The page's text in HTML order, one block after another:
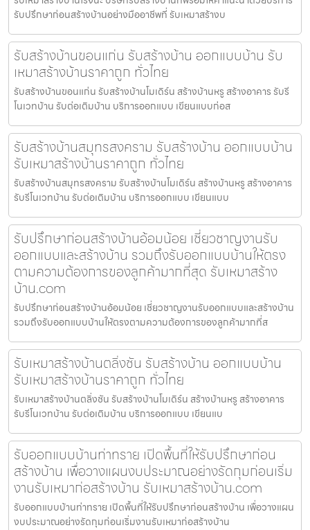
รับปรึกษาก่อนสร้างบ้านอย่างมืออาชีพที่ รับเหมาสร้างบ
รับสร้างบ้านขอนแก่น รับสร้างบ้าน ออกแบบบ้าน รับ
เหมาสร้างบ้านราคาถูก ทั่วไทย
รับสร้างบ้านขอนแก่น รับสร้างบ้านโมเดิร์น สร้างบ้านหรู สร้างอาคาร รับรี
โนเวทบ้าน รับต่อเติมบ้าน บริการออกแบบ เขียนแบบก่อส
รับสร้างบ้านสมุทรสงคราม รับสร้างบ้าน ออกแบบบ้าน
รับเหมาสร้างบ้านราคาถูก ทั่วไทย
รับสร้างบ้านสมุทรสงคราม รับสร้างบ้านโมเดิร์น สร้างบ้านหรู สร้างอาคาร
รับรีโนเวทบ้าน รับต่อเติมบ้าน บริการออกแบบ เขียนแบบ
รับปรึกษาก่อนสร้างบ้านอ้อมน้อย เชี่ยวชาญงานรับ
ออกแบบและสร้างบ้าน รวมถึงรับออกแบบบ้านให้ตรง
ตามความต้องการของลูกค้ามากที่สุด รับเหมาสร้าง
บ้าน.com
รับปรึกษาก่อนสร้างบ้านอ้อมน้อย เชี่ยวชาญงานรับออกแบบและสร้างบ้าน
รวมถึงรับออกแบบบ้านให้ตรงตามความต้องการของลูกค้ามากที่ส
รับเหมาสร้างบ้านตลิ่งชัน รับสร้างบ้าน ออกแบบบ้าน
รับเหมาสร้างบ้านราคาถูก ทั่วไทย
รับเหมาสร้างบ้านตลิ่งชัน รับสร้างบ้านโมเดิร์น สร้างบ้านหรู สร้างอาคาร
รับรีโนเวทบ้าน รับต่อเติมบ้าน บริการออกแบบ เขียนแบ
รับออกแบบบ้านท่าทราย เปิดพื้นที่ให้รับปรึกษาก่อน
สร้างบ้าน เพื่อวางแผนงบประมาณอย่างรัดกุมก่อนเริ่ม
งานรับเหมาก่อสร้างบ้าน รับเหมาสร้างบ้าน.com
รับออกแบบบ้านท่าทราย เปิดพื้นที่ให้รับปรึกษาก่อนสร้างบ้าน เพื่อวางแผน
งบประมาณอย่างรัดกุมก่อนเริ่มงานรับเหมาก่อสร้างบ้าน